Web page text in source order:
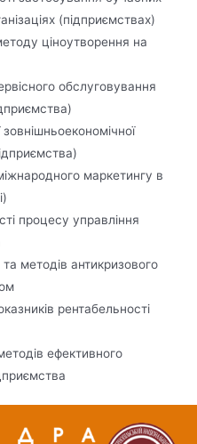
(підприємствах)
ціноутворення на
обслуговування
маркетингу в
процесу управління
методів антикризового
рентабельності
ефективного